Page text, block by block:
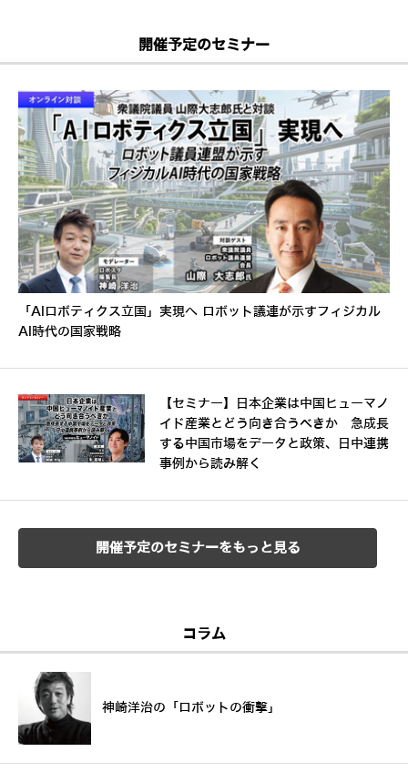
開催予定のセミナー
「AIロボティクス立国」実現へ ロボット議連が示すフィジカル
AI時代の国家戦略
【セミナー】日本企業は中国ヒューマノ
イド産業とどう向き合うべきか 急成長
する中国市場をデータと政策、日中連携
事例から読み解く
開催予定のセミナーをもっと見る
コラム
神崎洋治の「ロボットの衝撃」